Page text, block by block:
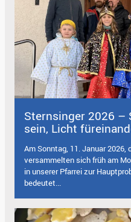
Sternsinger 2026 –
sein, Licht
Am Sonntag, 11. Januar 2026,
versammelten sich früh am
in unserer Pfarrei zur
bedeutet...